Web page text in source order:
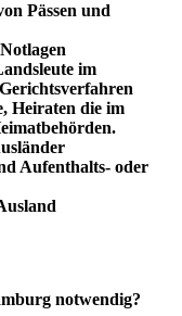
Pässen und
im
Heiraten die im
Aufenthalts- oder
notwendig?